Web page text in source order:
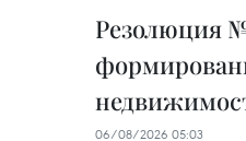
Резолюция
06/08/2026 05:03